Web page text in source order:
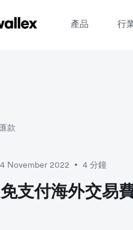
產品 行
匯款
November 2022 • 4 分鐘
支付海外交易